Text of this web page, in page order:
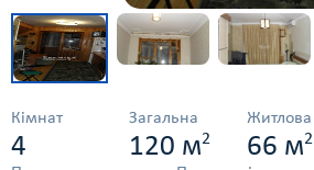
Кімнат
4
Загальна
120 м2
Житлова
66 м2